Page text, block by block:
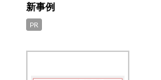
新事例
PR